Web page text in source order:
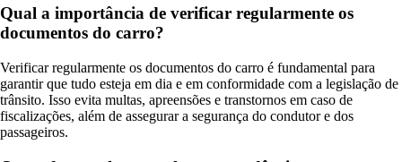
Qual a importância de verificar regularmente os
documentos do carro?
Verificar regularmente os documentos do carro é fundamental para
garantir que tudo esteja em dia e em conformidade com a legislação de
trânsito. Isso evita multas, apreensões e transtornos em caso de
fiscalizações, além de assegurar a segurança do condutor e dos
passageiros.